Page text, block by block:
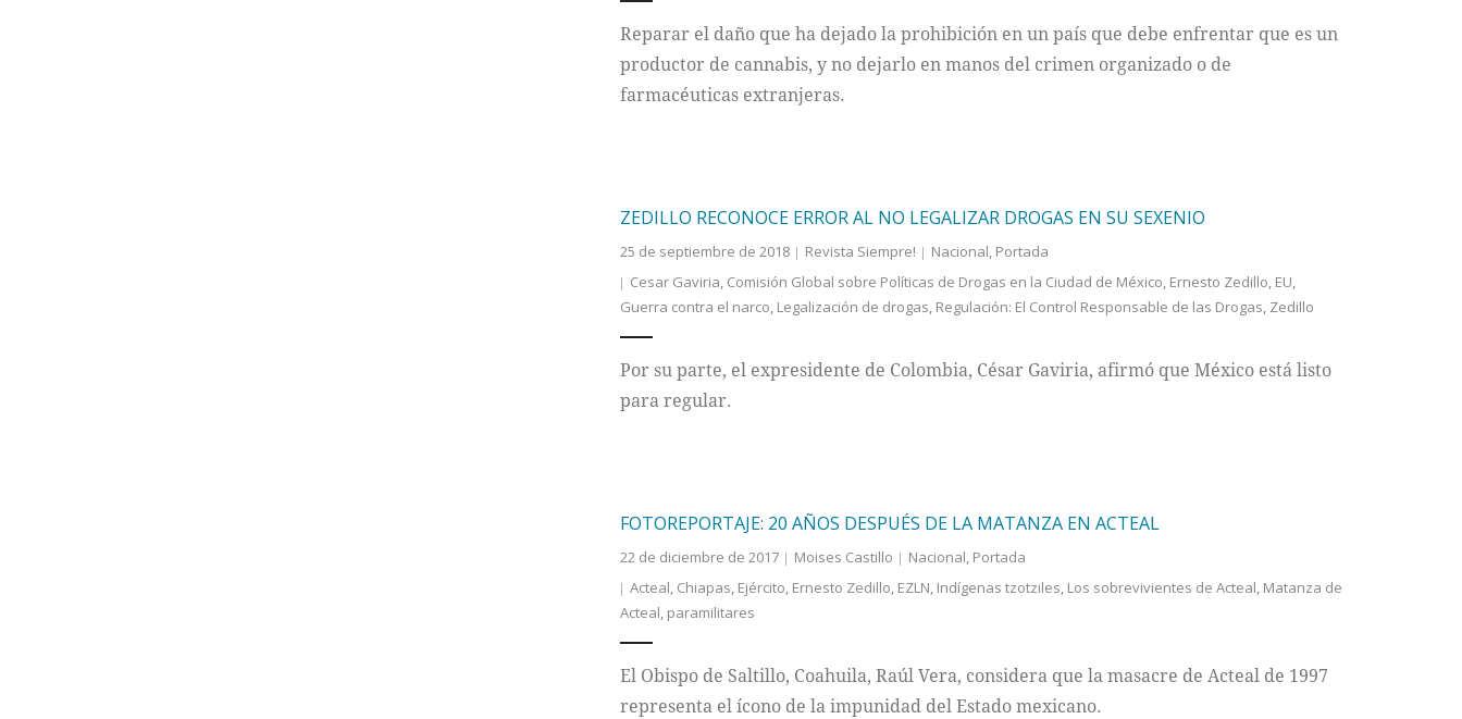
Reparar el daño que ha dejado la prohibición en un país que debe enfrentar que es un
productor de cannabis, y no dejarlo en manos del crimen organizado o de
farmacéuticas extranjeras.
ZEDILLO RECONOCE ERROR AL NO LEGALIZAR DROGAS EN SU SEXENIO
25 de septiembre de 2018 Revista Siempre! Nacional, Portada
Cesar Gaviria, Comisión Global sobre Políticas de Drogas en la Ciudad de México, Ernesto Zedillo, EU,
Guerra contra el narco, Legalización de drogas, Regulación: El Control Responsable de las Drogas, Zedillo
Por su parte, el expresidente de Colombia, César Gaviria, afirmó que México está listo
para regular.
FOTOREPORTAJE: 20 AÑOS DESPUÉS DE LA MATANZA EN ACTEAL
22 de diciembre de 2017 Moises Castillo Nacional, Portada
Acteal, Chiapas, Ejército, Ernesto Zedillo, EZLN, Indígenas tzotziles, Los sobrevivientes de Acteal, Matanza de
Acteal, paramilitares
El Obispo de Saltillo, Coahuila, Raúl Vera, considera que la masacre de Acteal de 1997
representa el ícono de la impunidad del Estado mexicano.